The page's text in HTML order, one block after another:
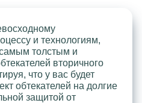
и технологиям,
толстым и
вторичного
что у вас будет
обтекателей на долгие
защитой от